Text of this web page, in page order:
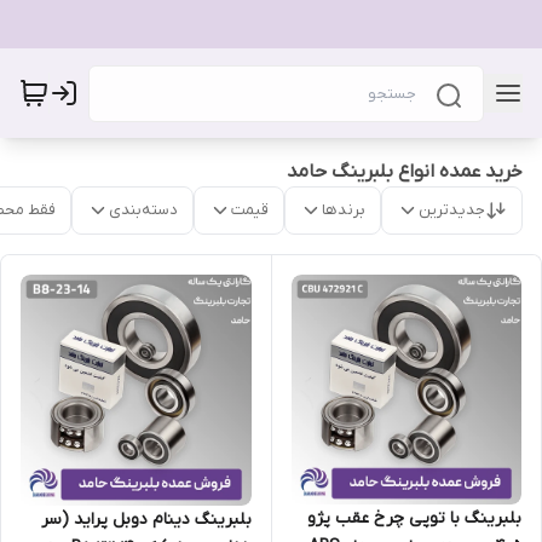
خرید عمده انواع بلبرینگ حامد
جدیدترین برندها قیمت دسته‌بندی فقط
بلبرینگ با توپی چرخ عقب پژو
بلبرینگ دینام دوبل پراید (سر